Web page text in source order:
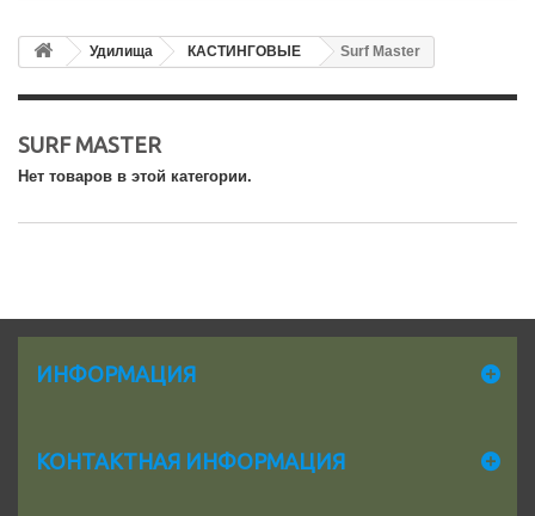
Удилища КАСТИНГОВЫЕ Surf Master
SURF MASTER
Нет товаров в этой категории.
ИНФОРМАЦИЯ
КОНТАКТНАЯ ИНФОРМАЦИЯ